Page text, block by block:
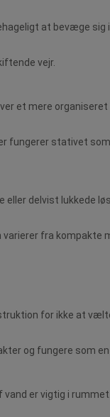
at bevæge sig
vejr.
et mere
fungerer stativet
delvist lukkede
fra
for ikke at
og fungere som
er vigtig i rummet.